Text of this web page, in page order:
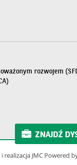
rozwojem
ZNAJDŹ
realizacja JMC Powered